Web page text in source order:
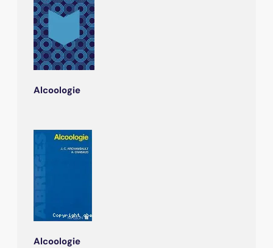
Alcoologie
Alcoologie